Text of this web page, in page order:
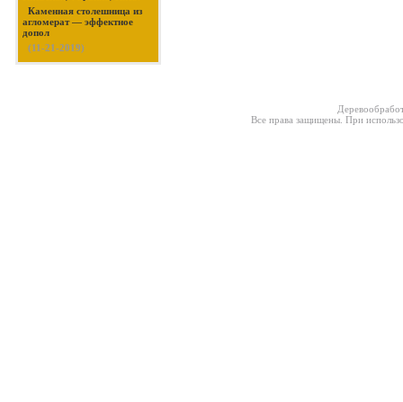
Каменная столешница из
агломерат — эффектное
допол
(11-21-2019)
Все права защищены. При